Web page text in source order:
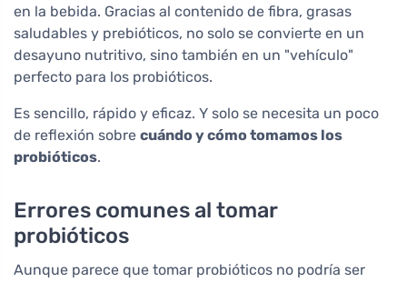
en la bebida. Gracias al contenido de fibra, grasas
saludables y prebióticos, no solo se convierte en un
desayuno nutritivo, sino también en un "vehículo"
perfecto para los probióticos.
Es sencillo, rápido y eficaz. Y solo se necesita un poco
de reflexión sobre cuándo y cómo tomamos los
probióticos.
Errores comunes al tomar
probióticos
Aunque parece que tomar probióticos no podría ser